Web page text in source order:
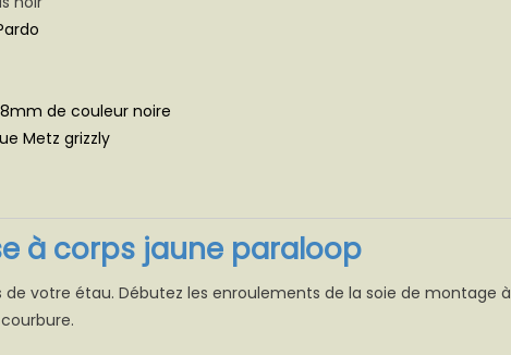
de couleur noire
Metz grizzly
à corps jaune paraloop
votre étau. Débutez les enroulements de la soie de montage à